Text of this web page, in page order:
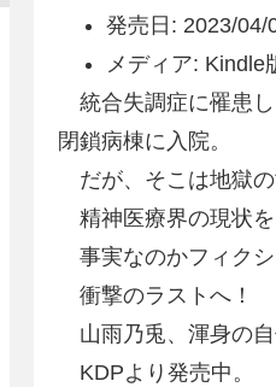
発売日: 2023/04/
メディア: Kindle
統合失調症に罹患
閉鎖病棟に入院。
だが、そこは地獄の
精神医療界の現状を
事実なのかフィクシ
衝撃のラストへ！
山雨乃兎、渾身の自
KDPより発売中。